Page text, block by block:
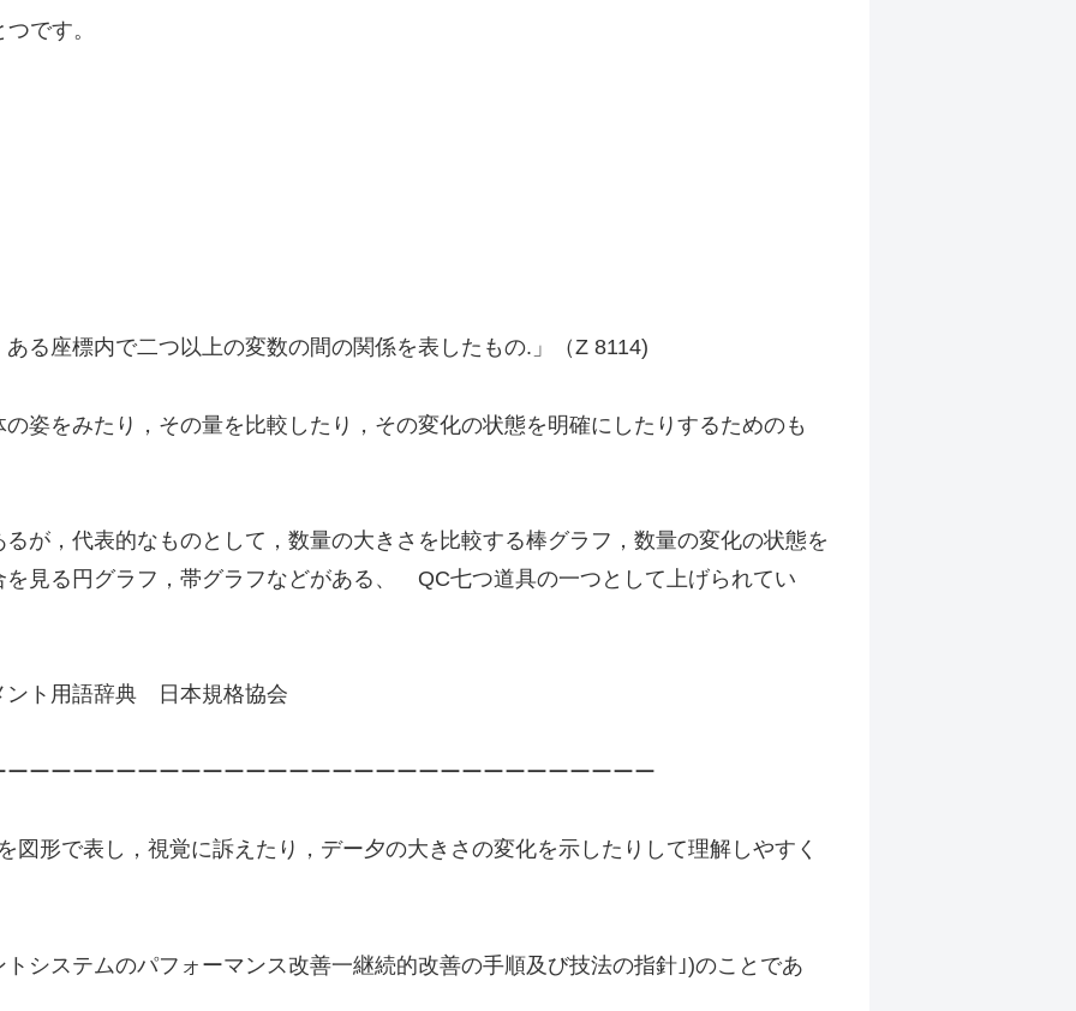
です。
ある座標内で二つ以上の変数の間の関係を表したもの.」（Z 8114)
姿をみたり，その量を比較したり，その変化の状態を明確にしたりするためのも
が，代表的なものとして，数量の大きさを比較する棒グラフ，数量の変化の状態を
を見る円グラフ，帯グラフなどがある、 QC七つ道具の一つとして上げられてい
ント用語辞典 日本規格協会
ーーーーーーーーーーーーーーーーーーーーーーーーーーーーー
図形で表し，視覚に訴えたり，デー夕の大きさの変化を示したりして理解しやすく
システムのパフォーマンス改善一継続的改善の手順及び技法の指針｣)のことであ